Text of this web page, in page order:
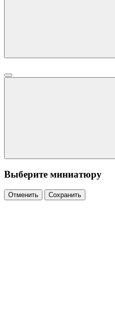
Выберите миниатюру
Отменить Сохранить